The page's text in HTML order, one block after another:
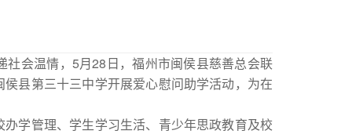
会温情，5月28日，福州市闽侯县慈善总会联
县第三十三中学开展爱心慰问助学活动，为在
学管理、学生学习生活、青少年思政教育及校